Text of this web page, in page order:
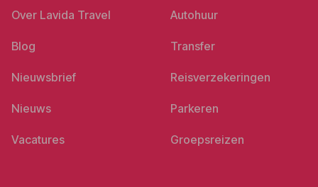
Over Lavida Travel
Blog
Nieuwsbrief
Nieuws
Vacatures
Autohuur
Transfer
Reisverzekeringen
Parkeren
Groepsreizen